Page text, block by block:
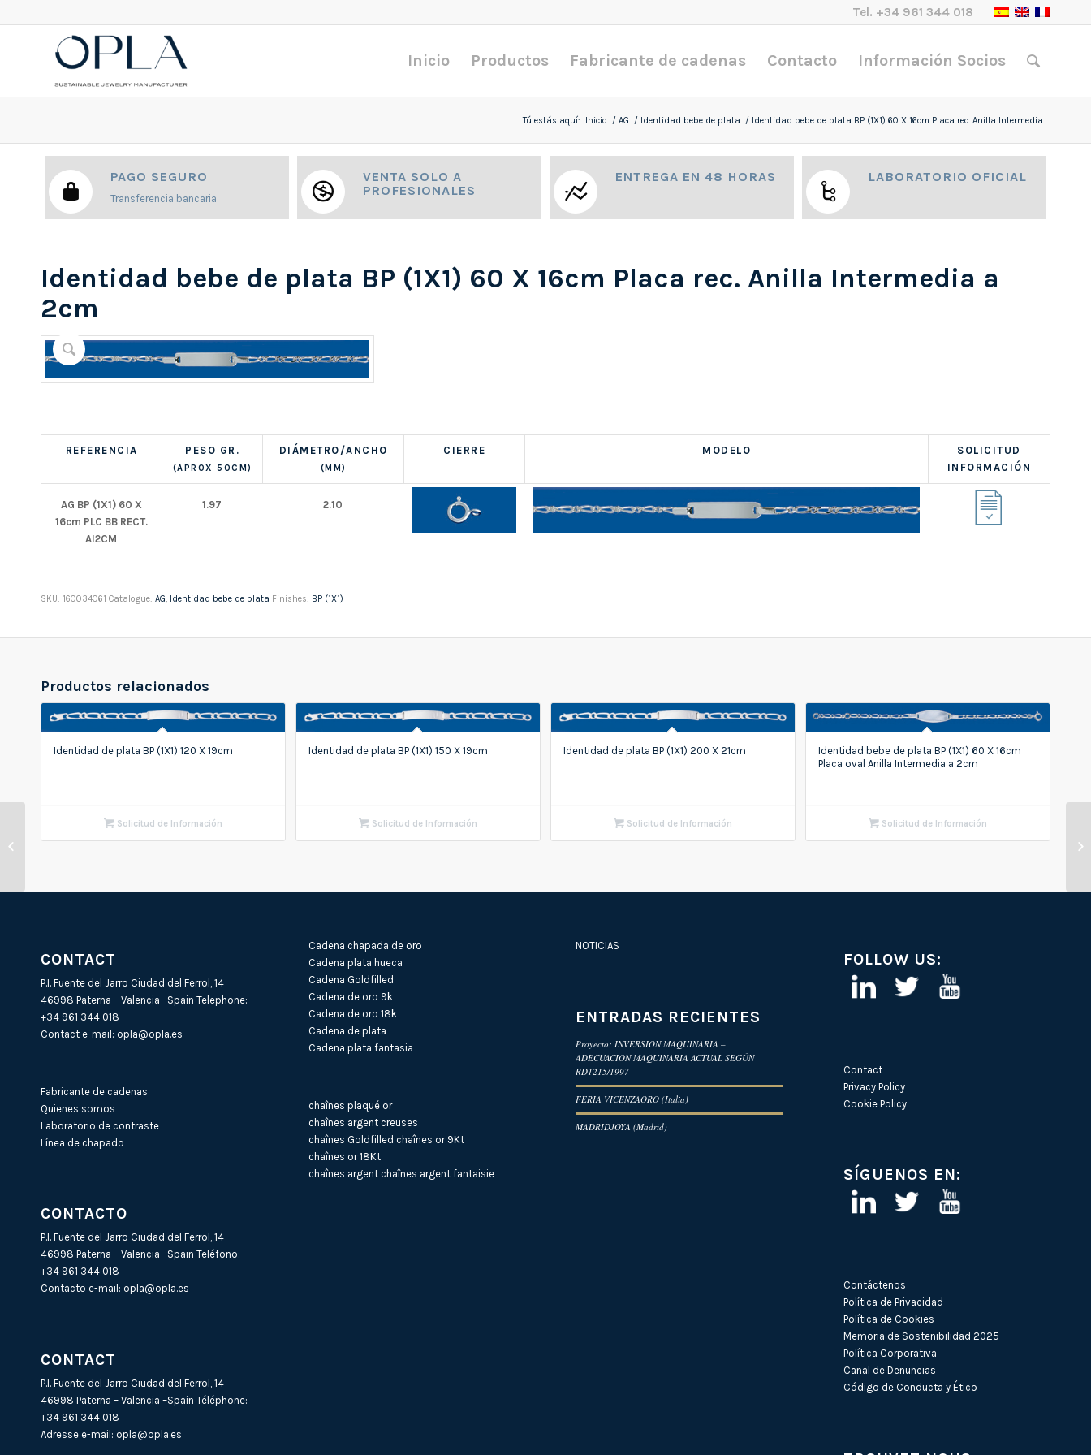
Tel. +34 961 344 018
Inicio Productos Fabricante de cadenas Contacto Información Socios
Tú estás aquí: Inicio / AG / Identidad bebe de plata / Identidad bebe de plata BP (1X1) 60 X 16cm Placa rec. Anilla Intermedia...
PAGO SEGURO
Transferencia bancaria
VENTA SOLO A
PROFESIONALES
ENTREGA EN 48 HORAS LABORATORIO OFICIAL
Identidad bebe de plata BP (1X1) 60 X 16cm Placa rec. Anilla Intermedia a
2cm
REFERENCIA PESO GR.
(APROX 50CM)
DIÁMETRO/ANCHO
(MM)
CIERRE MODELO
SOLICITUD
INFORMACIÓN
AG BP (1X1) 60 X
16cm PLC BB RECT.
AI2CM
1.97 2.10
SKU: 160034061 Catalogue: AG, Identidad bebe de plata Finishes: BP (1X1)
Productos relacionados
Identidad de plata BP (1X1) 120 X 19cm
Solicitud de Información
Identidad de plata BP (1X1) 150 X 19cm
Solicitud de Información
Identidad de plata BP (1X1) 200 X 21cm
Solicitud de Información
Identidad bebe de plata BP (1X1) 60 X 16cm
Placa oval Anilla Intermedia a 2cm
Solicitud de Información
CONTACT
P.I. Fuente del Jarro Ciudad del Ferrol, 14
46998 Paterna – Valencia –Spain Telephone:
+34 961 344 018
Contact e-mail: opla@opla.es
Fabricante de cadenas
Quienes somos
Laboratorio de contraste
Línea de chapado
CONTACTO
P.I. Fuente del Jarro Ciudad del Ferrol, 14
46998 Paterna – Valencia –Spain Teléfono:
+34 961 344 018
Contacto e-mail: opla@opla.es
CONTACT
P.I. Fuente del Jarro Ciudad del Ferrol, 14
46998 Paterna – Valencia –Spain Téléphone:
+34 961 344 018
Adresse e-mail: opla@opla.es
Cadena chapada de oro
Cadena plata hueca
Cadena Goldfilled
Cadena de oro 9k
Cadena de oro 18k
Cadena de plata
Cadena plata fantasia
chaînes plaqué or
chaînes argent creuses
chaînes Goldfilled chaînes or 9Kt
chaînes or 18Kt
chaînes argent chaînes argent fantaisie
NOTICIAS
ENTRADAS RECIENTES
Proyecto: INVERSION MAQUINARIA –
ADECUACION MAQUINARIA ACTUAL SEGÚN
RD1215/1997
FERIA VICENZAORO (Italia)
MADRIDJOYA (Madrid)
FOLLOW US:
Contact
Privacy Policy
Cookie Policy
SÍGUENOS EN:
Contáctenos
Política de Privacidad
Política de Cookies
Memoria de Sostenibilidad 2025
Política Corporativa
Canal de Denuncias
Código de Conducta y Ético
Identidad de plata BP